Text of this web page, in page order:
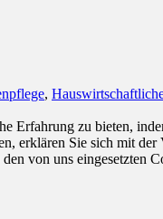
,
Erfahrung zu bieten,
erklären Sie sich mit
von uns eingesetzten